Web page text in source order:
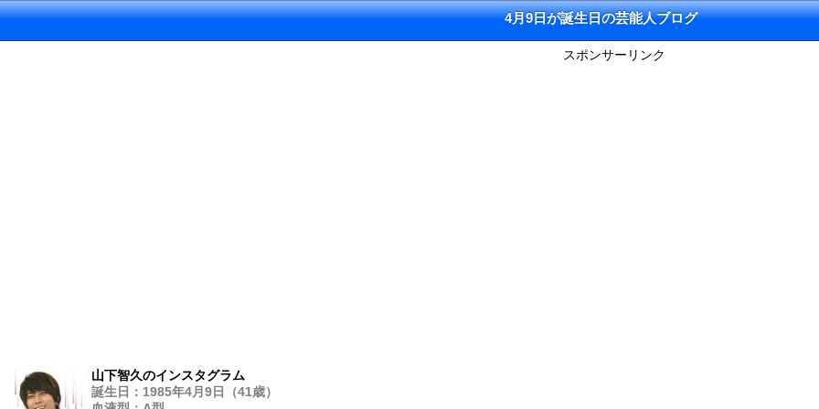
4月9日が誕生日の芸能人ブログ
スポンサーリンク
山下智久のインスタグラム
誕生日：1985年4月9日（41歳）